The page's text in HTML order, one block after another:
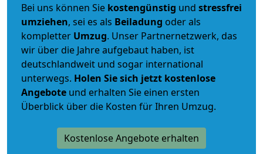
Bei uns können Sie kostengünstig und stressfrei
umziehen, sei es als Beiladung oder als
kompletter Umzug. Unser Partnernetzwerk, das
wir über die Jahre aufgebaut haben, ist
deutschlandweit und sogar international
unterwegs. Holen Sie sich jetzt kostenlose
Angebote und erhalten Sie einen ersten
Überblick über die Kosten für Ihren Umzug.
Kostenlose Angebote erhalten